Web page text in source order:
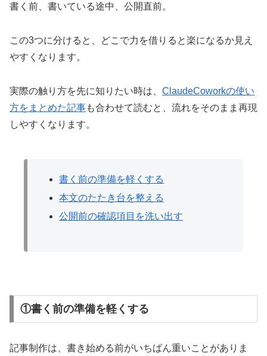
書く前、書いている途中、公開直前。
この3つに分けると、どこで力を借りると楽になるか見え
やすくなります。
実際の触り方を先に知りたい時は、 ClaudeCoworkの使い
方をまとめた記事も合わせて読むと、流れをそのまま再現
しやすくなります。
書く前の準備を軽くする
本文のたたき台を整える
公開前の確認項目を洗い出す
①書く前の準備を軽くする
記事制作は、書き始める前がいちばん重いことがありま